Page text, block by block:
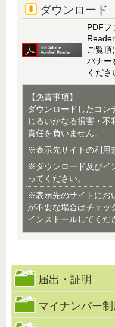
ダウンロード
PDFフ
ご覧頂
バナー
くださ
【免責事項】
ダウンロードしたコン
じるいかなる損害・
責任を負いません。
※表示先サイトの利用
※ダウンロード及びイ
ってください。
※表示先のサイトにお
が不要な場合はチェッ
インストールしてくだ
届出・証明
マイナンバー制